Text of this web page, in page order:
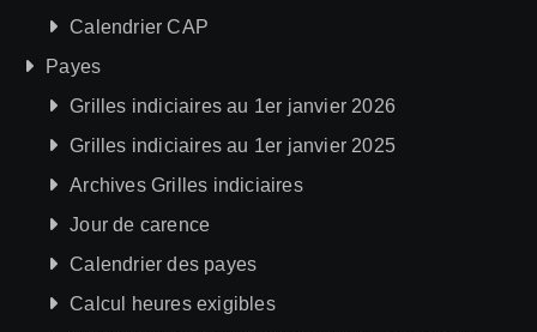
Calendrier CAP
Payes
Grilles indiciaires au 1er janvier 2026
Grilles indiciaires au 1er janvier 2025
Archives Grilles indiciaires
Jour de carence
Calendrier des payes
Calcul heures exigibles